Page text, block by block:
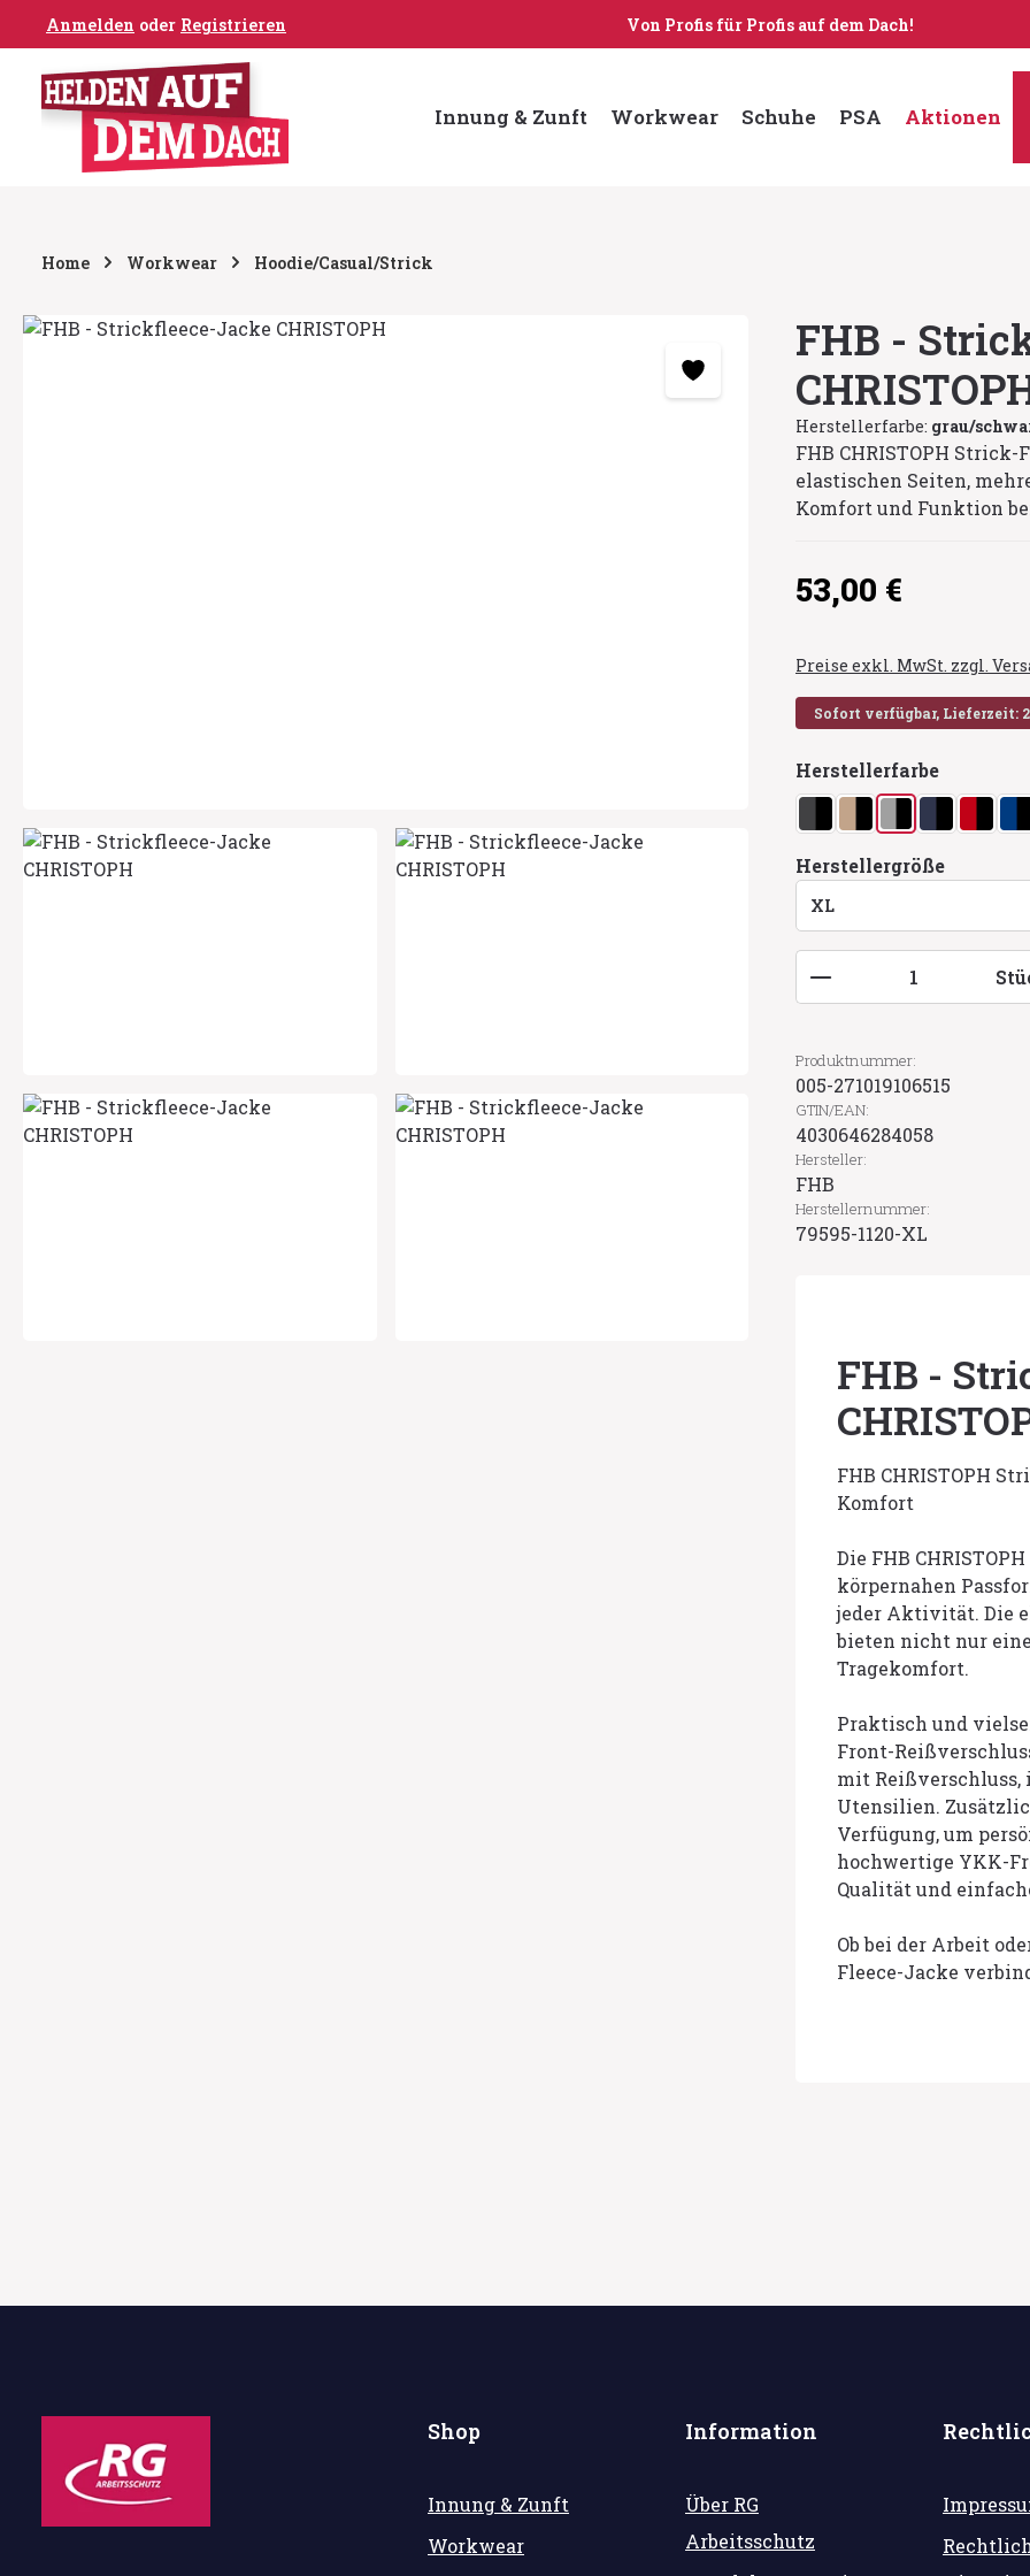
Hauptinhalt springen
Zur Hauptnavigation springen
Anmelden oder Registrieren Von Profis für Profis auf dem Dach!
Innung & Zunft Workwear Schuhe PSA Aktionen
Home Workwear Hoodie/Casual/Strick
Bildergalerie überspringen
FHB -
Herstellerfarbe: grau/
FHB CHRISTOPH
elastischen Seiten,
Komfort und Funktion
Regulärer Preis:
53,00 €
Preise exkl. MwSt. zzgl.
Sofort verfügbar, Lieferzeit:
Herstellerfarbe
anthrazit/schwarz
beige/schwarz
grau/schwarz
marine/
rot/
Herstellergröße
Produkt Anzahl:
Produktnummer:
005-271019106515
GTIN/EAN:
4030646284058
Hersteller:
FHB
Herstellernummer:
79595-1120-XL
FHB -
FHB CHRISTOPH
Komfort
Die FHB
körpernahen
jeder Aktivität. Die
bieten nicht nur
Tragekomfort.
Praktisch und
Front-
mit
Utensilien.
Verfügung, um
hochwertige YKK-
Qualität und
Ob bei der Arbeit
Fleece-Jacke
Shop
Innung & Zunft
Workwear
Information
Über RG
Arbeitsschutz